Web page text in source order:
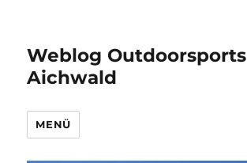
Weblog Outdoorsports
Aichwald
MENÜ